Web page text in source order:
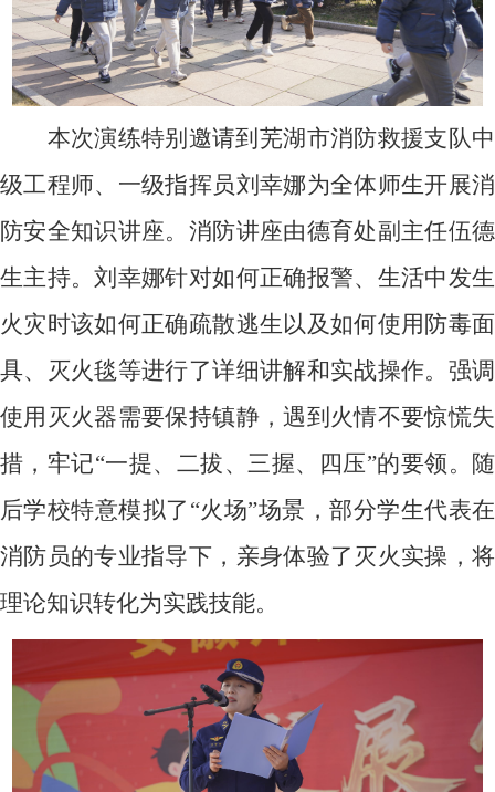
本次演练特别邀请到芜湖市消防救援支队中
级工程师、一级指挥员刘幸娜为全体师生开展消
防安全知识讲座。消防讲座由德育处副主任伍德
生主持。刘幸娜针对如何正确报警、生活中发生
火灾时该如何正确疏散逃生以及如何使用防毒面
具、灭火毯等进行了详细讲解和实战操作。强调
使用灭火器需要保持镇静，遇到火情不要惊慌失
措，牢记“一提、二拔、三握、四压”的要领。随
后学校特意模拟了“火场”场景，部分学生代表在
消防员的专业指导下，亲身体验了灭火实操，将
理论知识转化为实践技能。